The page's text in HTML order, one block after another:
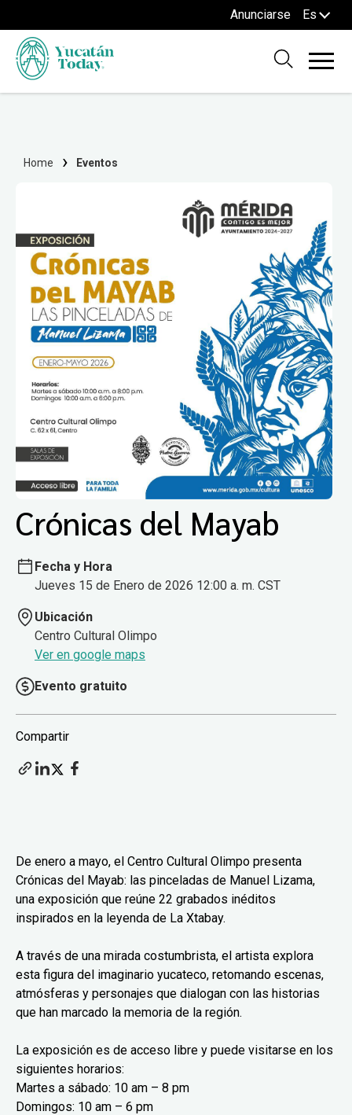
Anunciarse Es
Home Eventos
Crónicas del Mayab
Fecha y Hora
Jueves 15 de Enero de 2026 12:00 a. m. CST
Ubicación
Centro Cultural Olimpo
Ver en google maps
Evento gratuito
Compartir
De enero a mayo, el Centro Cultural Olimpo presenta
Crónicas del Mayab: las pinceladas de Manuel Lizama,
una exposición que reúne 22 grabados inéditos
inspirados en la leyenda de La Xtabay.
A través de una mirada costumbrista, el artista explora
esta figura del imaginario yucateco, retomando escenas,
atmósferas y personajes que dialogan con las historias
que han marcado la memoria de la región.
La exposición es de acceso libre y puede visitarse en los
siguientes horarios:
Martes a sábado: 10 am – 8 pm
Domingos: 10 am – 6 pm